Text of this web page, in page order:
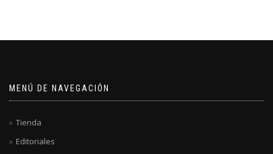
MENÚ DE NAVEGACIÓN
Tienda
Editoriales